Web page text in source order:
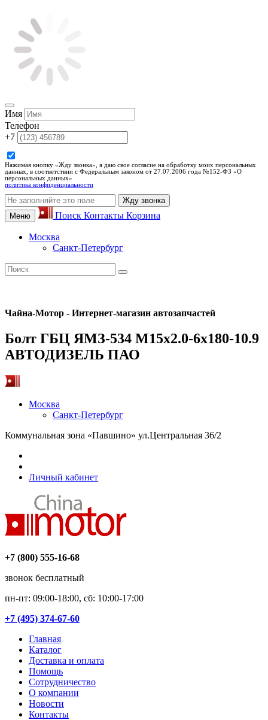
Имя
Телефон
+7
Нажимая кнопку «Жду звонка», я даю свое согласие на обработку моих персональных
данных, в соответствии с Федеральным законом от 27.07.2006 года №152-ФЗ «О
персональных данных»
политика конфиденциальности
Жду звонка
Меню
Поиск Контакты Корзина
Москва
Санкт-Петербург
Чайна-Мотор - Интернет-магазин автозапчастей
Болт ГБЦ ЯМЗ-534 М15х2.0-6х180-10.9
АВТОДИЗЕЛЬ ПАО
Москва
Санкт-Петербург
Коммунальная зона «Павшино» ул.Центральная 36/2
Личный кабинет
+7 (800) 555-16-68
звонок бесплатный
пн-пт: 09:00-18:00, сб: 10:00-17:00
+7 (495) 374-67-60
Главная
Каталог
Доставка и оплата
Помощь
Сотрудничество
О компании
Новости
Контакты